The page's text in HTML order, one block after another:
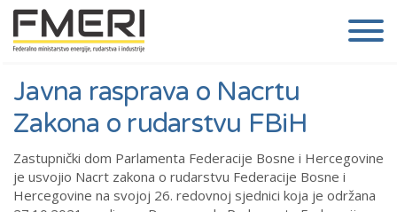
Javna rasprava o Nacrtu
Zakona o rudarstvu FBiH
Zastupnički dom Parlamenta Federacije Bosne i Hercegovine
je usvojio Nacrt zakona o rudarstvu Federacije Bosne i
Hercegovine na svojoj 26. redovnoj sjednici koja je održana